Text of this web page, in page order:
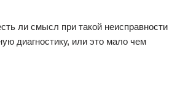
ли смысл при такой неисправности
диагностику, или это мало чем